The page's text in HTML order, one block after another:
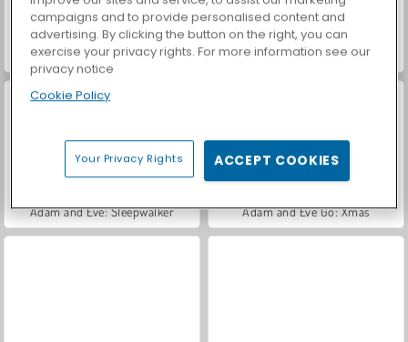
Farm Merge Valley Car Parking City Duel
Adam and Eve: Sleepwalker Adam and Eve Go: Xmas
campaigns and to provide personalised content and
advertising. By clicking the button on the right, you can
exercise your privacy rights. For more information see our
privacy notice
Cookie Policy
Your Privacy Rights ACCEPT COOKIES